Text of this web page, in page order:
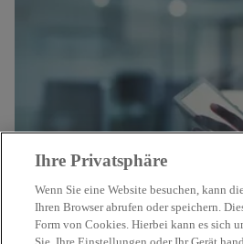
a
t
g
e
ö
ff
Ihre Privatsphäre
Wenn Sie eine Website besuchen, kann
Ihren Browser abrufen oder speichern.
Form von Cookies. Hierbei kann es sich